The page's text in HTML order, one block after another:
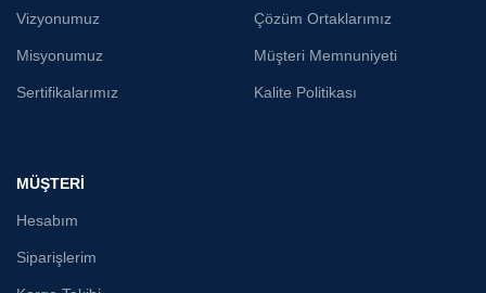
Vizyonumuz
Misyonumuz
Sertifikalarımız
Çözüm Ortaklarımız
Müşteri Memnuniyeti
Kalite Politikası
MÜŞTERİ
Hesabım
Siparişlerim